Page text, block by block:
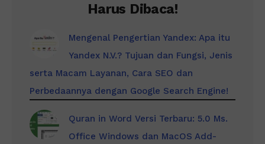
Harus Dibaca!
Mengenal Pengertian Yandex: Apa itu
Yandex N.V.? Tujuan dan Fungsi, Jenis
serta Macam Layanan, Cara SEO dan
Perbedaannya dengan Google Search Engine!
Quran in Word Versi Terbaru: 5.0 Ms.
Office Windows dan MacOS Add-